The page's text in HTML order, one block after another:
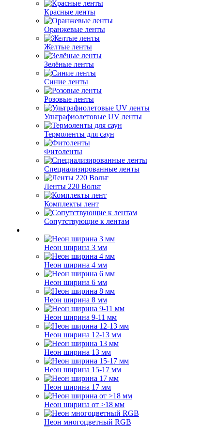
Красные ленты
Оранжевые ленты
Желтые ленты
Зелёные ленты
Синие ленты
Розовые ленты
Ультрафиолетовые UV ленты
Термоленты для саун
Фитоленты
Специализированные ленты
Ленты 220 Вольт
Комплекты лент
Сопутствующие к лентам
Неон ширина 3 мм
Неон ширина 4 мм
Неон ширина 6 мм
Неон ширина 8 мм
Неон ширина 9-11 мм
Неон ширина 12-13 мм
Неон ширина 13 мм
Неон ширина 15-17 мм
Неон ширина 17 мм
Неон ширина от >18 мм
Неон многоцветный RGB